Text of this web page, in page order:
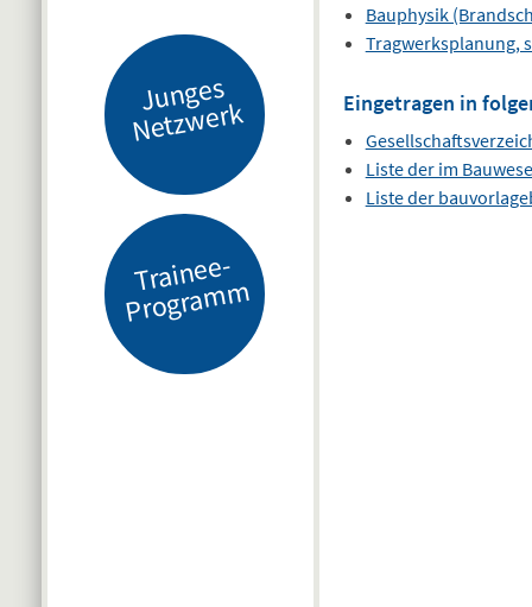
J
u
n
g
es
N
etz
w
er
k
Tr
ai
n
e
e-
Pr
o
gr
a
m
m
Bauphysik
Tragwerksplanung,
Eingetragen in
Liste der im
Liste der